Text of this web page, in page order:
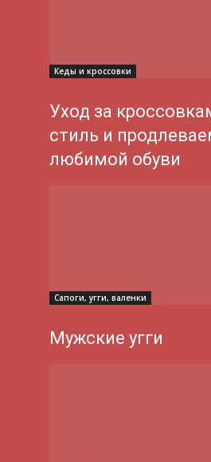
Кеды и кроссовки
Уход за
стиль и
любимой обуви
Сапоги, угги, валенки
Мужские угги